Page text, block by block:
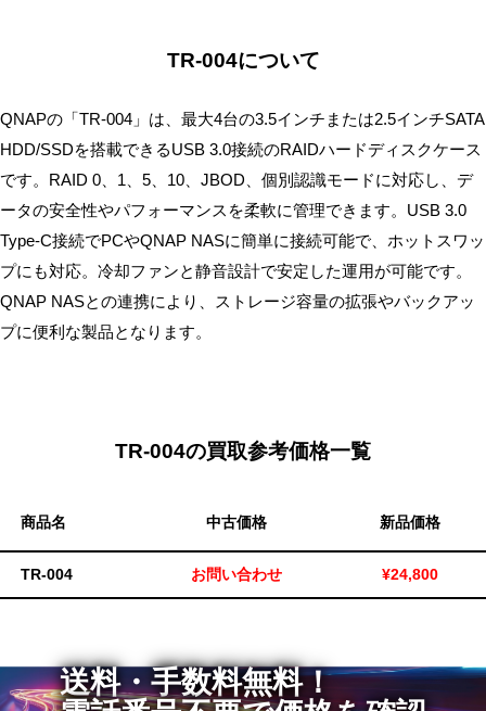
TR-004について
QNAPの「TR-004」は、最大4台の3.5インチまたは2.5インチSATA
HDD/SSDを搭載できるUSB 3.0接続のRAIDハードディスクケース
です。RAID 0、1、5、10、JBOD、個別認識モードに対応し、デ
ータの安全性やパフォーマンスを柔軟に管理できます。USB 3.0
Type-C接続でPCやQNAP NASに簡単に接続可能で、ホットスワッ
プにも対応。冷却ファンと静音設計で安定した運用が可能です。
QNAP NASとの連携により、ストレージ容量の拡張やバックアッ
プに便利な製品となります。
TR-004の買取参考価格一覧
商品名 中古価格 新品価格
TR-004 お問い合わせ ¥24,800
送料・手数料無料！